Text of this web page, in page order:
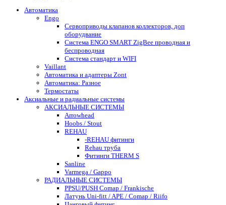
Автоматика
Engo
Сервоприводы клапанов коллекторов, доп
оборудвание
Система ENGO SMART ZigBee проводная и
беспроводная
Система стандарт и WIFI
Vaillant
Автоматика и адаптеры Zont
Автоматика: Разное
Термостаты
Аксиальные и радиальные системы
АКСИАЛЬНЫЕ СИСТЕМЫ
Arrowhead
Hoobs / Stout
REHAU
-REHAU фитинги
Rehau труба
Фитинги THERM S
Sanline
Varmega / Gappo
РАДИАЛЬНЫЕ СИСТЕМЫ
PPSU/PUSH Comap / Frankische
Латунь Uni-fitt / APE / Comap / Riifo